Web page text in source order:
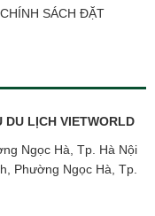
SÁCH ĐẶT
DU LỊCH VIETWORLD
Ngọc Hà, Tp. Hà Nội
Phường Ngọc Hà, Tp.